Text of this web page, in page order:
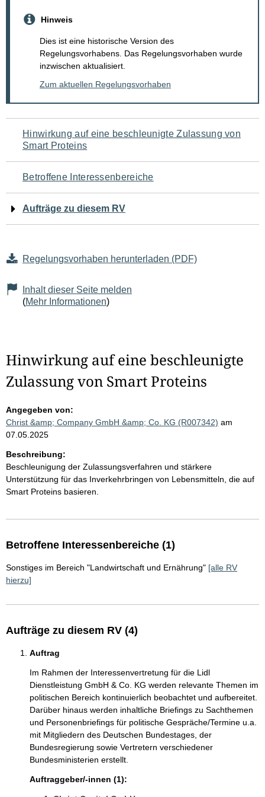
Hinweis
Dies ist eine historische Version des
Regelungsvorhabens. Das Regelungsvorhaben wurde
inzwischen aktualisiert.
Zum aktuellen Regelungsvorhaben
Navigation
für
den
Seiteninhalt
Hinwirkung auf eine beschleunigte Zulassung von
Smart Proteins
Betroffene Interessenbereiche
Aufträge zu diesem RV
Regelungsvorhaben herunterladen (PDF)
Inhalt dieser Seite melden
(Mehr Informationen)
Hinwirkung auf eine beschleunigte
Zulassung von Smart Proteins
Angegeben von:
Christ &amp; Company GmbH &amp; Co. KG (R007342) am
07.05.2025
Beschreibung:
Beschleunigung der Zulassungsverfahren und stärkere
Unterstützung für das Inverkehrbringen von Lebensmitteln, die auf
Smart Proteins basieren.
Betroffene Interessenbereiche (1)
Sonstiges im Bereich "Landwirtschaft und Ernährung" [alle RV
hierzu]
Aufträge zu diesem RV (4)
Auftrag
Im Rahmen der Interessenvertretung für die Lidl
Dienstleistung GmbH & Co. KG werden relevante Themen im
politischen Bereich kontinuierlich beobachtet und aufbereitet.
Darüber hinaus werden inhaltliche Briefings zu Sachthemen
und Personenbriefings für politische Gespräche/Termine u.a.
mit Mitgliedern des Deutschen Bundestages, der
Bundesregierung sowie Vertretern verschiedener
Bundesministerien erstellt.
Auftraggeber/-innen (1):